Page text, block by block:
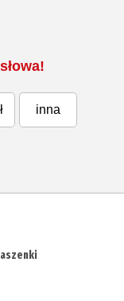
inna